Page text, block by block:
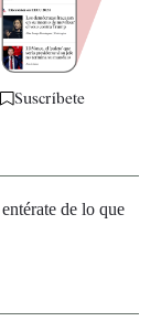
Suscríbete
de lo que